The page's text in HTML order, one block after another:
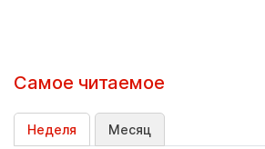
Самое читаемое
Неделя Месяц